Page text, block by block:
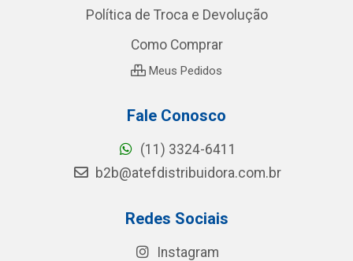
Política de Troca e Devolução
Como Comprar
Meus Pedidos
Fale Conosco
(11) 3324-6411
b2b@atefdistribuidora.com.br
Redes Sociais
Instagram